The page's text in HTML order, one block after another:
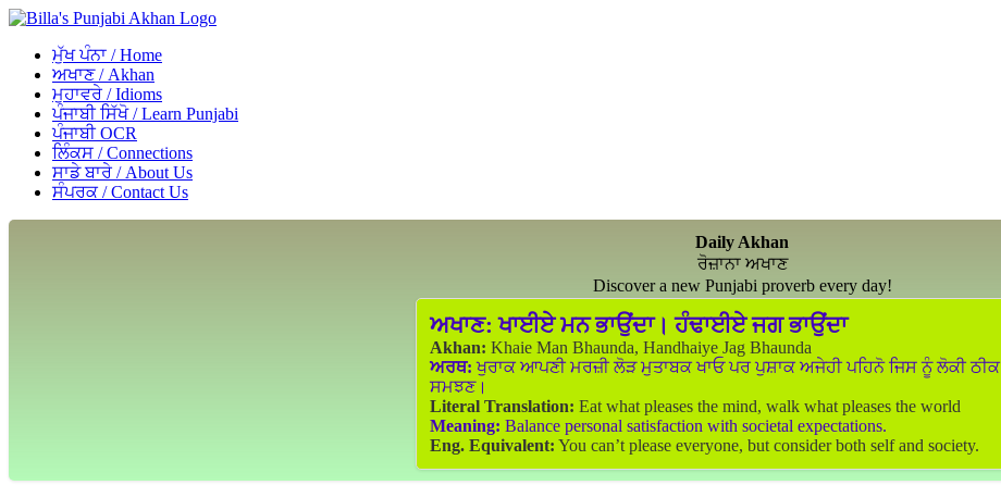
ਮੁੱਖ ਪੰਨਾ / Home
ਅਖਾਣ / Akhan
ਮੁਹਾਵਰੇ / Idioms
ਪੰਜਾਬੀ ਸਿੱਖੋ / Learn Punjabi
ਪੰਜਾਬੀ OCR
ਲਿੰਕਸ / Connections
ਸਾਡੇ ਬਾਰੇ / About Us
ਸੰਪਰਕ / Contact Us
Daily Akhan
ਰੋਜ਼ਾਨਾ ਅਖਾਣ
Discover a new Punjabi proverb every day!
ਅਖਾਣ: ਖਾਈਏ ਮਨ ਭਾਉਂਦਾ। ਹੰਢਾਈਏ ਜਗ ਭਾਉਂਦਾ
Akhan: Khaie Man Bhaunda, Handhaiye Jag Bhaunda
ਅਰਥ: ਖੁਰਾਕ ਆਪਣੀ ਮਰਜ਼ੀ ਲੋੜ ਮੁਤਾਬਕ ਖਾਓ ਪਰ ਪੁਸ਼ਾਕ ਅਜੇਹੀ ਪਹਿਨੋ ਜਿਸ ਨੂੰ ਲੋਕੀ ਠੀਕ
ਸਮਝਣ।
Literal Translation: Eat what pleases the mind, walk what pleases the world
Meaning: Balance personal satisfaction with societal expectations.
Eng. Equivalent: You can’t please everyone, but consider both self and society.